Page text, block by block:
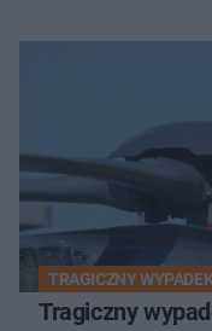
TRAGICZNY
Tragiczny